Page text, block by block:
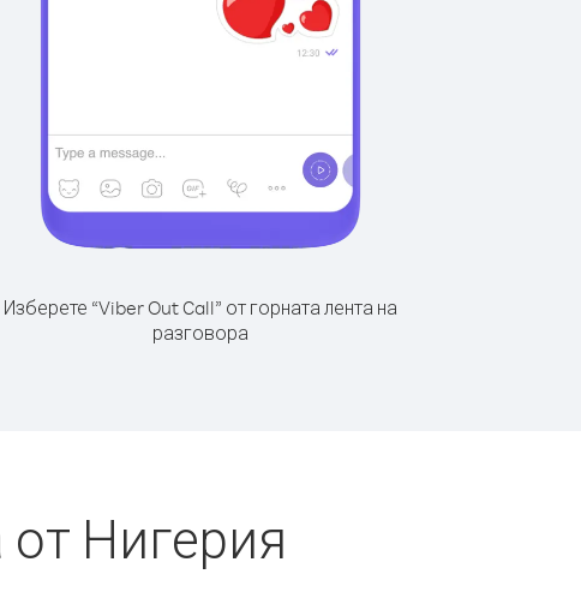
Изберете “Viber Out Call” от горната лента на
разговора
Нигерия